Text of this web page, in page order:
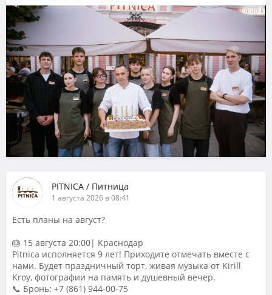
PITNICA / Питница
1 августа 2026 в 08:41
Есть планы на август?
🎂 15 августа 20:00| Краснодар
Pitnica исполняется 9 лет! Приходите отмечать вместе с
нами. Будет праздничный торт, живая музыка от Kirill
Kroy, фотографии на память и душевный вечер.
📞 Бронь: +7 (861) 944-00-75